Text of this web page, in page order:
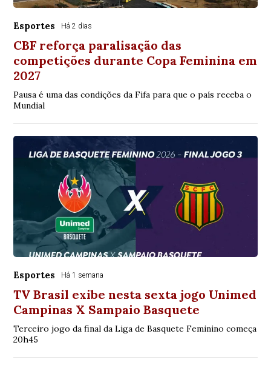
Esportes Há 2 dias
CBF reforça paralisação das
competições durante Copa Feminina em
2027
Pausa é uma das condições da Fifa para que o país receba o
Mundial
Esportes Há 1 semana
TV Brasil exibe nesta sexta jogo Unimed
Campinas X Sampaio Basquete
Terceiro jogo da final da Liga de Basquete Feminino começa
20h45